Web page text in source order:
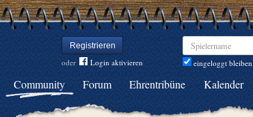
Registrieren
oder Login aktivieren
Spielername
eingeloggt bleiben
Community Forum Ehrentribüne Kalender